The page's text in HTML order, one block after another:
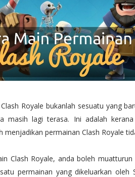
Royale bukanlah sesuatu yang
masih lagi terasa. Ini adalah
permainan Clash Royale
Clash Royale, anda boleh muatturun
permainan yang dikeluarkan oleh